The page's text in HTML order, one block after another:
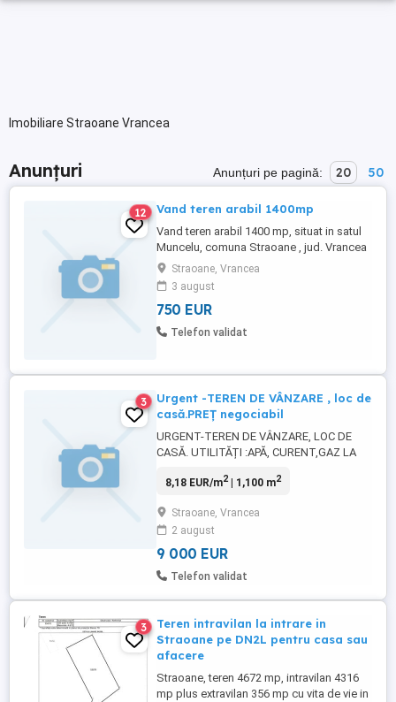
Imobiliare Straoane Vrancea
Anunțuri Anunțuri pe pagină: 20 50
12 Vand teren arabil 1400mp
Vand teren arabil 1400 mp, situat in satul
Muncelu, comuna Straoane , jud. Vrancea
Cadastru si intabulare facute.
Straoane, Vrancea
3 august
750 EUR
Telefon validat
3
Urgent -TEREN DE VÂNZARE , loc de
casă.PREȚ negociabil
URGENT-TEREN DE VÂNZARE, LOC DE
CASĂ. UTILITĂȚI :APĂ, CURENT,GAZ LA
JUD.VRANCEA PREȚ NEGOCIABIL ALINA
8,18 EUR/m2| 1,100 m2
Straoane, Vrancea
2 august
9 000 EUR
Telefon validat
3
Teren intravilan la intrare in
Straoane pe DN2L pentru casa sau
afacere
Straoane, teren 4672 mp, intravilan 4316
mp plus extravilan 356 mp cu vita de vie in